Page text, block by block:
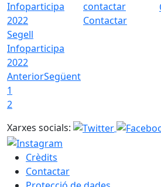
Segell
Infoparticipa
2022
Contactar
AnteriorSegüent
1
2
Xarxes socials:
Crèdits
Contactar